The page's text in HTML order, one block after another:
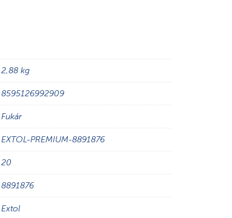
2,88 kg
8595126992909
Fukár
EXTOL-PREMIUM-8891876
20
8891876
Extol